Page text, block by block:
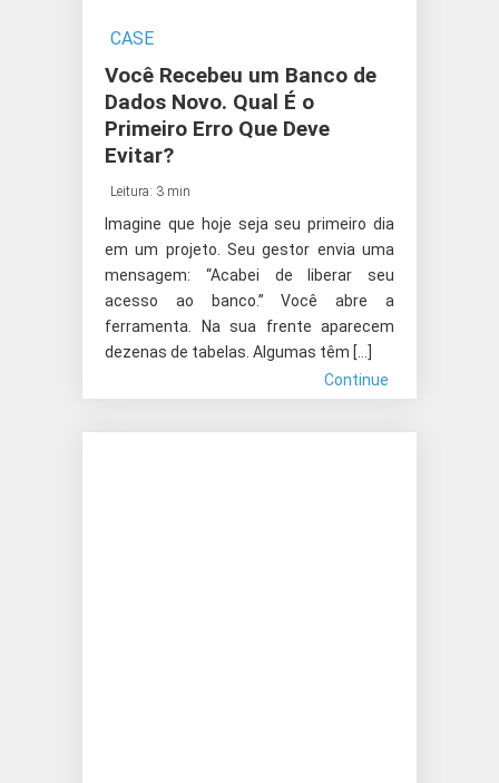
CASE
Você Recebeu um Banco de
Dados Novo. Qual É o
Primeiro Erro Que Deve
Evitar?
Leitura: 3 min
Imagine que hoje seja seu primeiro dia
em um projeto. Seu gestor envia uma
mensagem: “Acabei de liberar seu
acesso ao banco.” Você abre a
ferramenta. Na sua frente aparecem
dezenas de tabelas. Algumas têm […]
Continue